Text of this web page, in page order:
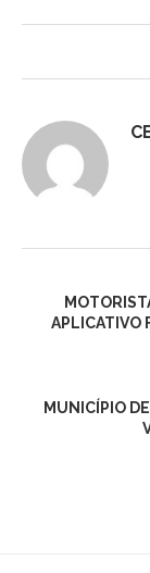
APLICATIVO
MUNICÍPIO